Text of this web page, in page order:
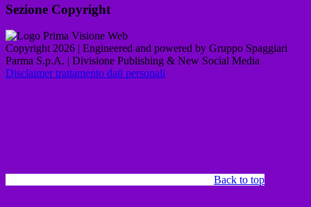
Sezione Copyright
Copyright 2026 | Engineered and powered by Gruppo Spaggiari
Parma S.p.A. | Divisione Publishing & New Social Media
Disclaimer trattamento dati personali
Back to top